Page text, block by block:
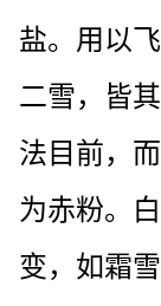
盐。用以
二雪，皆
法目前，
为赤粉。
变，如霜